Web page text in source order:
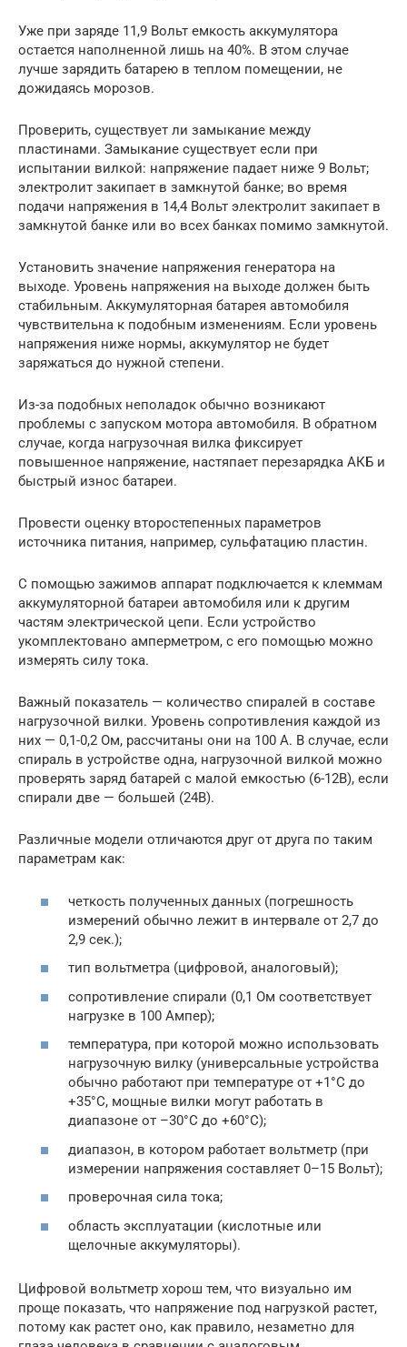
Уже при заряде 11,9 Вольт емкость аккумулятора
остается наполненной лишь на 40%. В этом случае
лучше зарядить батарею в теплом помещении, не
дожидаясь морозов.
Проверить, существует ли замыкание между
пластинами. Замыкание существует если при
испытании вилкой: напряжение падает ниже 9 Вольт;
электролит закипает в замкнутой банке; во время
подачи напряжения в 14,4 Вольт электролит закипает в
замкнутой банке или во всех банках помимо замкнутой.
Установить значение напряжения генератора на
выходе. Уровень напряжения на выходе должен быть
стабильным. Аккумуляторная батарея автомобиля
чувствительна к подобным изменениям. Если уровень
напряжения ниже нормы, аккумулятор не будет
заряжаться до нужной степени.
Из-за подобных неполадок обычно возникают
проблемы с запуском мотора автомобиля. В обратном
случае, когда нагрузочная вилка фиксирует
повышенное напряжение, настяпает перезарядка АКБ и
быстрый износ батареи.
Провести оценку второстепенных параметров
источника питания, например, сульфатацию пластин.
С помощью зажимов аппарат подключается к клеммам
аккумуляторной батареи автомобиля или к другим
частям электрической цепи. Если устройство
укомплектовано амперметром, с его помощью можно
измерять силу тока.
Важный показатель — количество спиралей в составе
нагрузочной вилки. Уровень сопротивления каждой из
них — 0,1-0,2 Ом, рассчитаны они на 100 А. В случае, если
спираль в устройстве одна, нагрузочной вилкой можно
проверять заряд батарей с малой емкостью (6-12В), если
спирали две — большей (24В).
Различные модели отличаются друг от друга по таким
параметрам как:
четкость полученных данных (погрешность
измерений обычно лежит в интервале от 2,7 до
2,9 сек.);
тип вольтметра (цифровой, аналоговый);
сопротивление спирали (0,1 Ом соответствует
нагрузке в 100 Ампер);
температура, при которой можно использовать
нагрузочную вилку (универсальные устройства
обычно работают при температуре от +1°С до
+35°С, мощные вилки могут работать в
диапазоне от –30°С до +60°С);
диапазон, в котором работает вольтметр (при
измерении напряжения составляет 0–15 Вольт);
проверочная сила тока;
область эксплуатации (кислотные или
щелочные аккумуляторы).
Цифровой вольтметр хорош тем, что визуально им
проще показать, что напряжение под нагрузкой растет,
потому как растет оно, как правило, незаметно для